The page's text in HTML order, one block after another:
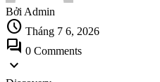
Bởi Admin
schedule Tháng 7 6, 2026
forum 0 Comments
expand_more